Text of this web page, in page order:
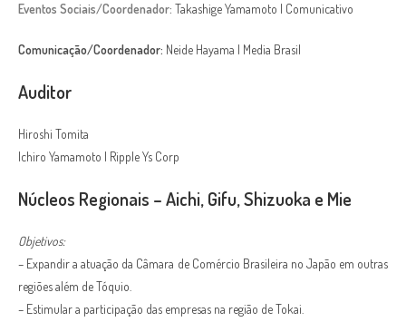
Eventos Sociais/Coordenador: Takashige Yamamoto | Comunicativo
Comunicação/Coordenador: Neide Hayama | Media Brasil
Auditor
Hiroshi Tomita
Ichiro Yamamoto | Ripple Ys Corp
Núcleos Regionais – Aichi, Gifu, Shizuoka e Mie
Objetivos:
– Expandir a atuação da Câmara de Comércio Brasileira no Japão em outras
regiões além de Tóquio.
– Estimular a participação das empresas na região de Tokai.